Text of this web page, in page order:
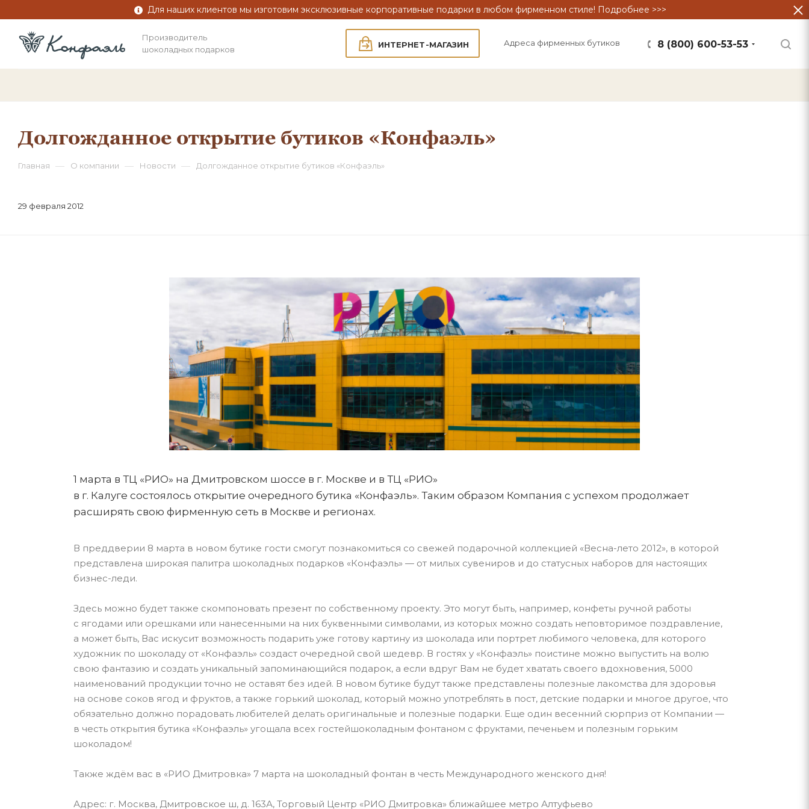
Для наших клиентов мы изготовим эксклюзивные корпоративные подарки в любом фирменном стиле! Подробнее >>>
Производитель
шоколадных подарков
8 (800) 600-53-53
ИНТЕРНЕТ-МАГАЗИН Адреса фирменных бутиков
Долгожданное открытие бутиков «Конфаэль»
Главная — О компании — Новости — Долгожданное открытие бутиков «Конфаэль»
29 февраля 2012
1 марта в ТЦ «РИО» на Дмитровском шоссе в г. Москве и в ТЦ «РИО»
в г. Калуге состоялось открытие очередного бутика «Конфаэль». Таким образом Компания с успехом продолжает
расширять свою фирменную сеть в Москве и регионах.
В преддверии 8 марта в новом бутике гости смогут познакомиться со свежей подарочной коллекцией «Весна-лето 2012», в которой
представлена широкая палитра шоколадных подарков «Конфаэль» — от милых сувениров и до статусных наборов для настоящих
бизнес-леди.
Здесь можно будет также скомпоновать презент по собственному проекту. Это могут быть, например, конфеты ручной работы
с ягодами или орешками или нанесенными на них буквенными символами, из которых можно создать неповторимое поздравление,
а может быть, Вас искусит возможность подарить уже готову картину из шоколада или портрет любимого человека, для которого
художник по шоколаду от «Конфаэль» создаст очередной свой шедевр. В гостях у «Конфаэль» поистине можно выпустить на волю
свою фантазию и создать уникальный запоминающийся подарок, а если вдруг Вам не будет хватать своего вдохновения, 5000
наименований продукции точно не оставят без идей. В новом бутике будут также представлены полезные лакомства для здоровья
на основе соков ягод и фруктов, а также горький шоколад, который можно употреблять в пост, детские подарки и многое другое, что
обязательно должно порадовать любителей делать оригинальные и полезные подарки. Еще один весенний сюрприз от Компании —
в честь открытия бутика «Конфаэль» угощала всех гостейшоколадным фонтаном с фруктами, печеньем и полезным горьким
шоколадом!
Также ждём вас в «РИО Дмитровка» 7 марта на шоколадный фонтан в честь Международного женского дня!
Адрес: г. Москва, Дмитровское ш, д. 163А, Торговый Центр «РИО Дмитровка» ближайшее метро Алтуфьево